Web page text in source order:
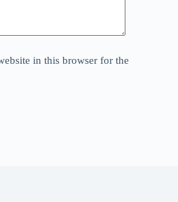
in this browser for the